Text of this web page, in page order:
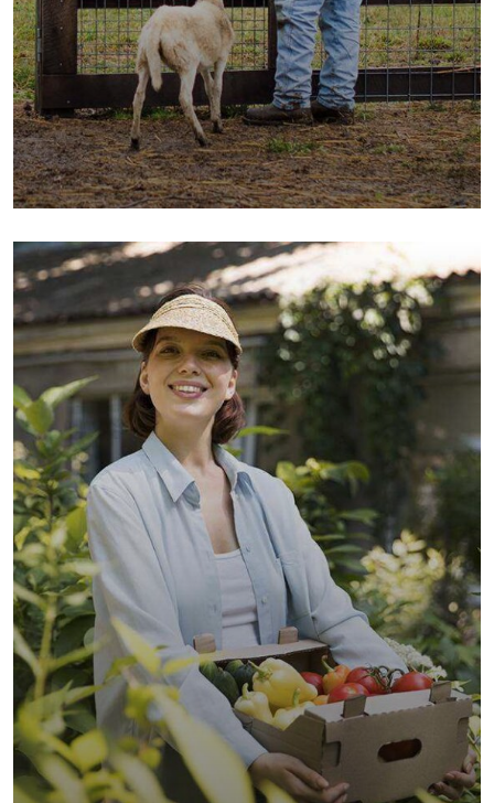
Fresh Wheat Food
Milk & Meats Vegetables
Organic Wheats